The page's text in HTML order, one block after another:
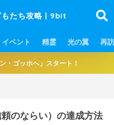
たち攻略 | 9bit
イベント 精霊 光の翼 再訪
・ゴッホへ」スタート！
のならい）の達成方法